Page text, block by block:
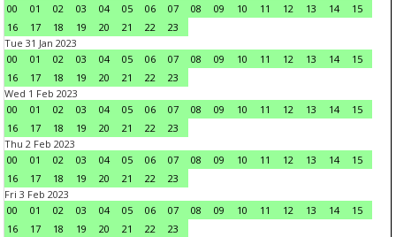
00
01 02 03 04 05 06 07 08 09 10 11 12 13 14
15
16
17 18 19 20 21 22
23
Tue 31 Jan 2023
00
01 02 03 04 05 06 07 08 09 10 11 12 13 14
15
16
17 18 19 20 21 22
23
Wed 1 Feb 2023
00
01 02 03 04 05 06 07 08 09 10 11 12 13 14
15
16
17 18 19 20 21 22
23
Thu 2 Feb 2023
00
01 02 03 04 05 06 07 08 09 10 11 12 13 14
15
16
17 18 19 20 21 22
23
Fri 3 Feb 2023
00
01 02 03 04 05 06 07 08 09 10 11 12 13 14
15
16
17 18 19 20 21 22
23